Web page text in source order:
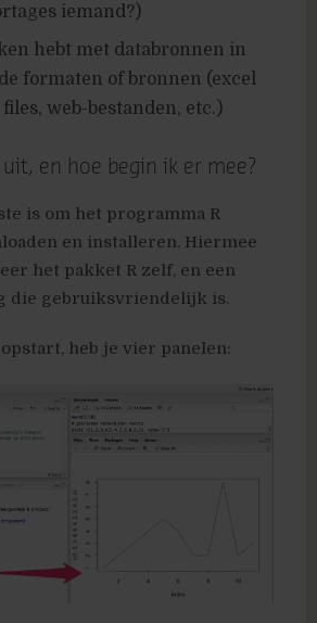
iemand?)
hebt met databronnen in
formaten of bronnen (excel
web-bestanden, etc.)
en hoe begin ik er mee?
is om het programma R
en installeren. Hiermee
het pakket R zelf, en een
die gebruiksvriendelijk is.
heb je vier panelen: